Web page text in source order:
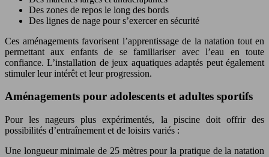
Des zones de repos le long des bords
Des lignes de nage pour s’exercer en sécurité
Ces aménagements favorisent l’apprentissage de la natation tout en
permettant aux enfants de se familiariser avec l’eau en toute
confiance. L’installation de jeux aquatiques adaptés peut également
stimuler leur intérêt et leur progression.
Aménagements pour adolescents et adultes sportifs
Pour les nageurs plus expérimentés, la piscine doit offrir des
possibilités d’entraînement et de loisirs variés :
Une longueur minimale de 25 mètres pour la pratique de la natation